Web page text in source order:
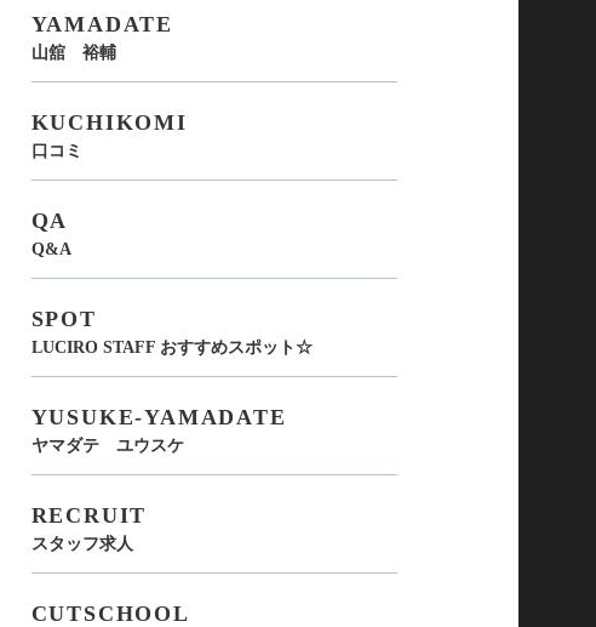
YAMADATE
山舘 裕輔
KUCHIKOMI
口コミ
QA
Q&A
SPOT
LUCIRO STAFF おすすめスポット☆
YUSUKE-YAMADATE
ヤマダテ ユウスケ
RECRUIT
スタッフ求人
CUTSCHOOL